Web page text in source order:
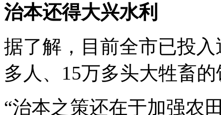
治本还得大兴水利
据了解，目前全市已投
多人、15万多头大牲畜
“治本之策还在于加强农